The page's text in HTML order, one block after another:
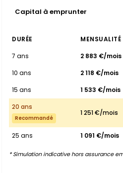
Capital à emprunter
DURÉE MENSUALITÉ
7 ans
2 883 €/mois
10 ans
2 118 €/mois
15 ans
1 533 €/mois
20 ans
Recommandé
1 251 €/mois
25 ans 1 091 €/mois
* Simulation indicative hors assurance